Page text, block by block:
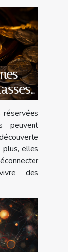
peuvent
plus, elles
des